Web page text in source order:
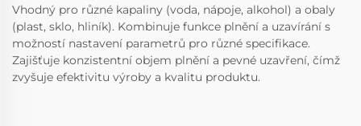
Vhodný pro různé kapaliny (voda, nápoje, alkohol) a obaly
(plast, sklo, hliník). Kombinuje funkce plnění a uzavírání s
možností nastavení parametrů pro různé specifikace.
Zajišťuje konzistentní objem plnění a pevné uzavření, čímž
zvyšuje efektivitu výroby a kvalitu produktu.